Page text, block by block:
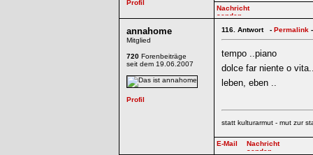
annahome
Mitglied
720 Forenbeiträge
seit dem 19.06.2007
116. Antwort - Permalink -
tempo ..piano
dolce far niente o
leben, eben ..
statt kulturarmut - mut zur